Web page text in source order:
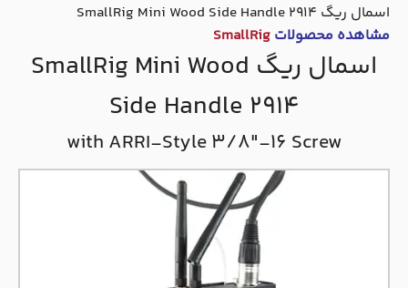
اسمال ریگ SmallRig Mini Wood Side Handle 2914
مشاهده محصولات SmallRig
اسمال ریگ SmallRig Mini Wood
Side Handle 2914
with ARRI-Style 3/8″-16 Screw